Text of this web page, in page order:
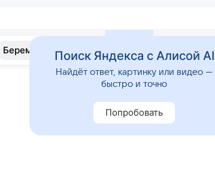
Беременность Развитие Почемучка
Поиск Яндекса с Алисой AI
Найдёт ответ, картинку или видео —
быстро и точно
Попробовать